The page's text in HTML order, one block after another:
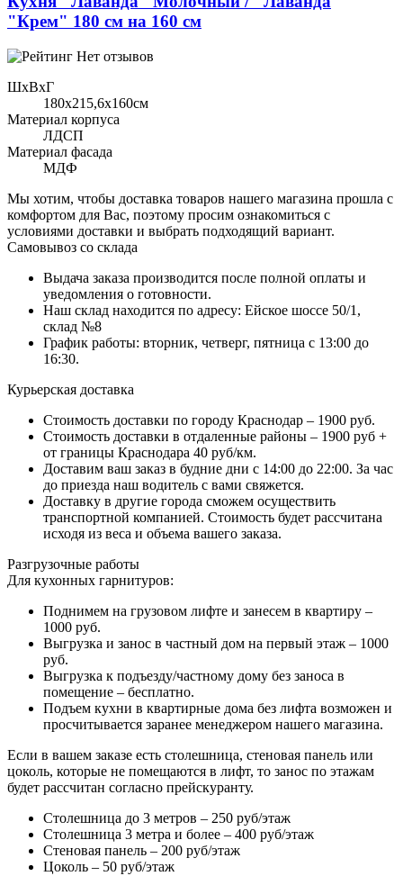
"Крем" 180 см на 160 см
Нет отзывов
ШхВхГ
180x215,6х160см
Материал корпуса
ЛДСП
Материал фасада
МДФ
Мы хотим, чтобы доставка товаров нашего магазина прошла с
комфортом для Вас, поэтому просим ознакомиться с
условиями доставки и выбрать подходящий вариант.
Самовывоз со склада
Выдача заказа производится после полной оплаты и
уведомления о готовности.
Наш склад находится по адресу: Ейское шоссе 50/1,
склад №8
График работы: вторник, четверг, пятница с 13:00 до
16:30.
Курьерская доставка
Стоимость доставки по городу Краснодар – 1900 руб.
Стоимость доставки в отдаленные районы – 1900 руб +
от границы Краснодара 40 руб/км.
Доставим ваш заказ в будние дни с 14:00 до 22:00. За час
до приезда наш водитель с вами свяжется.
Доставку в другие города сможем осуществить
транспортной компанией. Стоимость будет рассчитана
исходя из веса и объема вашего заказа.
Разгрузочные работы
Для кухонных гарнитуров:
Поднимем на грузовом лифте и занесем в квартиру –
1000 руб.
Выгрузка и занос в частный дом на первый этаж – 1000
руб.
Выгрузка к подъезду/частному дому без заноса в
помещение – бесплатно.
Подъем кухни в квартирные дома без лифта возможен и
просчитывается заранее менеджером нашего магазина.
Если в вашем заказе есть столешница, стеновая панель или
цоколь, которые не помещаются в лифт, то занос по этажам
будет рассчитан согласно прейскуранту.
Столешница до 3 метров – 250 руб/этаж
Столешница 3 метра и более – 400 руб/этаж
Стеновая панель – 200 руб/этаж
Цоколь – 50 руб/этаж